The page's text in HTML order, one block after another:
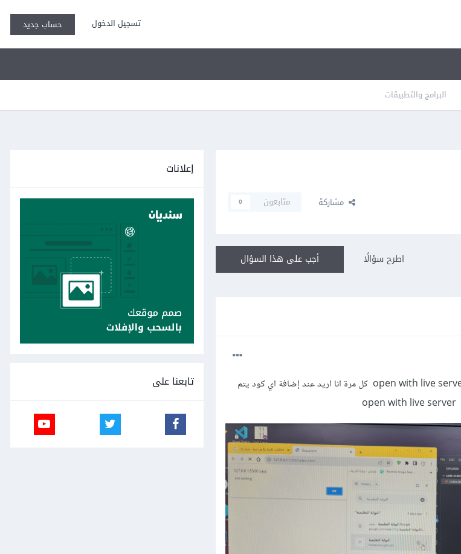
تسجيل الدخول حساب جديد
البرامج والتطبيقات
مشاركة متابعون 0
أجب على هذا السؤال اطرح سؤالًا
عندي مشكلة هنا عند إضافة اي كود او كتابة اي شي لازم اعمل open with live server كل مرة انا اريد عند إضافة اي كود يتم
إعلانات
تابعنا على